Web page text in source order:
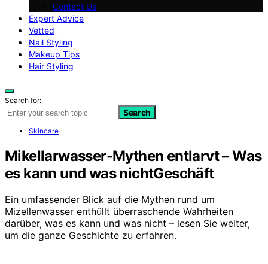
Contact Us
Expert Advice
Vetted
Nail Styling
Makeup Tips
Hair Styling
Search for:
Search
Skincare
Mikellarwasser-Mythen entlarvt – Was
es kann und was nichtGeschäft
Ein umfassender Blick auf die Mythen rund um
Mizellenwasser enthüllt überraschende Wahrheiten
darüber, was es kann und was nicht – lesen Sie weiter,
um die ganze Geschichte zu erfahren.